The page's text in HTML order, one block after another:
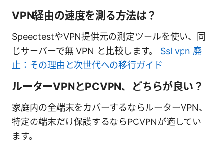
VPN経由の速度を測る方法は？
SpeedtestやVPN提供元の測定ツールを使い、同
じサーバーで無 VPN と比較します。 Ssl vpn 廃
止：その理由と次世代への移行ガイド
ルーターVPNとPCVPN、どちらが良い？
家庭内の全端末をカバーするならルーターVPN、
特定の端末だけ保護するならPCVPNが適してい
ます。